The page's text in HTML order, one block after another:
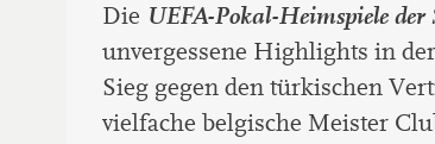
Die UEFA-Pokal-Heimspiele
unvergessene Highlights in
Sieg gegen den türkischen
vielfache belgische Meister